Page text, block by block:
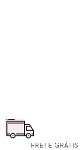
FRETE GRÁTIS